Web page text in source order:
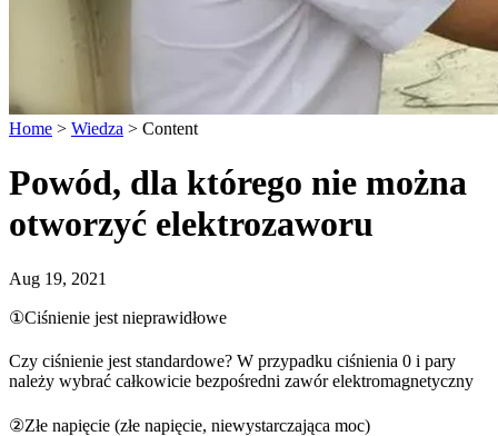
Home > Wiedza > Content
Powód, dla którego nie można
otworzyć elektrozaworu
Aug 19, 2021
①Ciśnienie jest nieprawidłowe
Czy ciśnienie jest standardowe? W przypadku ciśnienia 0 i pary
należy wybrać całkowicie bezpośredni zawór elektromagnetyczny
②Złe napięcie (złe napięcie, niewystarczająca moc)